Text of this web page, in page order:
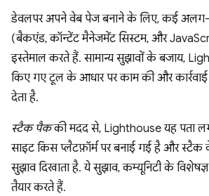
डेवलपर अपने वेब पेज बनाने के लिए, कई
(बैकएंड, कॉन्टेंट मैनेजमेंट सिस्टम, और
इस्तेमाल करते हैं. सामान्य सुझावों के बजाय,
किए गए टूल के आधार पर काम की और
देता है.
स्टैक पैककी मदद से, Lighthouse यह पता
साइट किस प्लैटफ़ॉर्म पर बनाई गई है और स्टैक
सुझाव दिखाता है. ये सुझाव, कम्यूनिटी के
तैयार करते हैं.